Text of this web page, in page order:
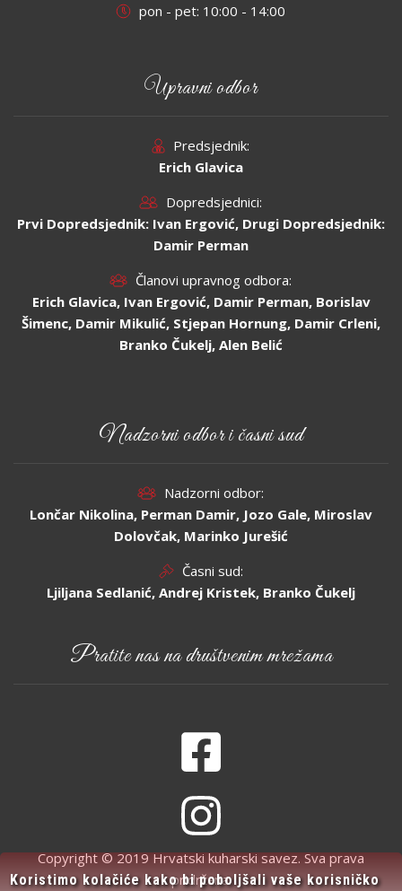
pon - pet: 10:00 - 14:00
Upravni odbor
Predsjednik:
Erich Glavica
Dopredsjednici:
Prvi Dopredsjednik: Ivan Ergović, Drugi Dopredsjednik:
Damir Perman
Članovi upravnog odbora:
Erich Glavica, Ivan Ergović, Damir Perman, Borislav
Šimenc, Damir Mikulić, Stjepan Hornung, Damir Crleni,
Branko Čukelj, Alen Belić
Nadzorni odbor i časni sud
Nadzorni odbor:
Lončar Nikolina, Perman Damir, Jozo Gale, Miroslav
Dolovčak, Marinko Jurešić
Časni sud:
Ljiljana Sedlanić, Andrej Kristek, Branko Čukelj
Pratite nas na društvenim mrežama
Copyright © 2019 Hrvatski kuharski savez. Sva prava
pridržana.
Koristimo kolačiće kako bi poboljšali vaše korisničko